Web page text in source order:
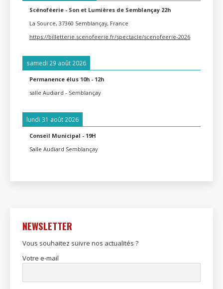
Scénoféerie - Son et Lumières de Semblançay 22h
La Source, 37360 Semblançay, France
https://billetterie.scenofeerie.fr/spectacle/scenofeerie-2026
samedi 29 août 2026
Permanence élus 10h - 12h
salle Audiard - Semblançay
lundi 31 août 2026
Conseil Municipal - 19H
Salle Audiard Semblançay
NEWSLETTER
Vous souhaitez suivre nos actualités ?
Votre e-mail